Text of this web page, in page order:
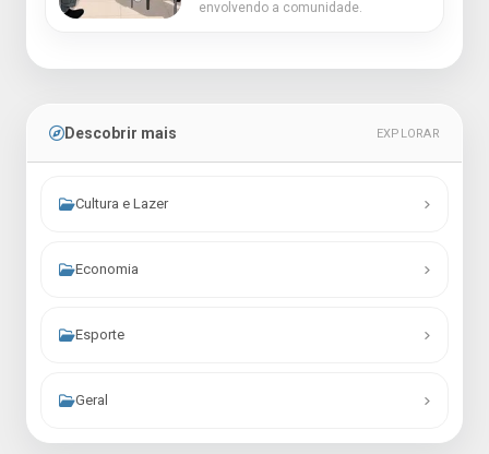
envolvendo a comunidade.
Descobrir mais EXPLORAR
Cultura e Lazer
Economia
Esporte
Geral